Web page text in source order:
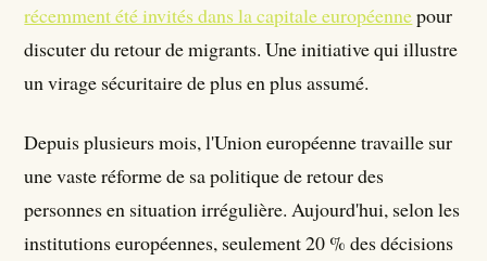
récemment été invités dans la capitale européennepour
discuter du retour de migrants. Une initiative qui illustre
un virage sécuritaire de plus en plus assumé.
Depuis plusieurs mois, l'Union européenne travaille sur
une vaste réforme de sa politique de retour des
personnes en situation irrégulière. Aujourd'hui, selon les
institutions européennes, seulement 20 % des décisions